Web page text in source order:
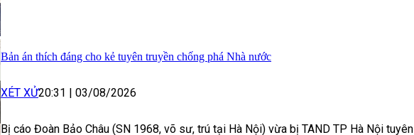
Bản án thích đáng cho kẻ tuyên truyền chống phá Nhà nước
XÉT XỬ20:31 03/08/2026
Bị cáo Đoàn Bảo Châu (SN 1968, võ sư, trú tại Hà Nội) vừa bị TAND TP Hà Nội tuyên